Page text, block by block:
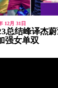
12月 31日
总结峰译杰
强女单双